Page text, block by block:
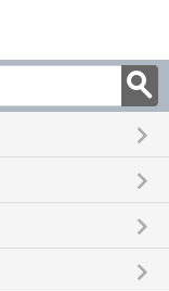
keyboard_arrow_right
keyboard_arrow_right
keyboard_arrow_right
keyboard_arrow_right